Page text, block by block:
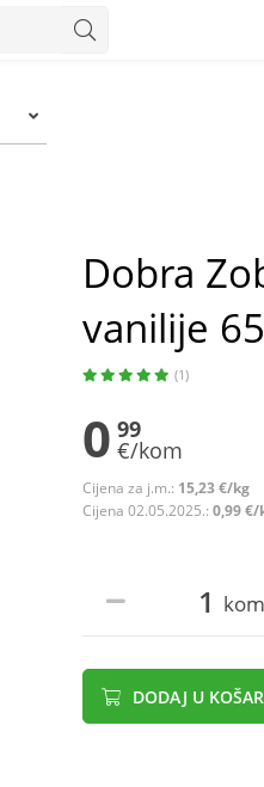
Dobra
vanilije
(1)
0 99
€/kom
Cijena za j.m.: 15,23 €/kg
Cijena 02.05.2025.: 0,99 €/
kom
DODAJ U